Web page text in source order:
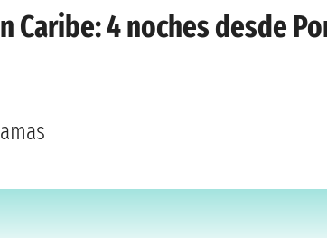
Caribe: 4 noches desde